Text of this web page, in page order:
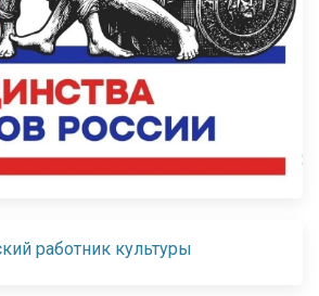
работник культуры